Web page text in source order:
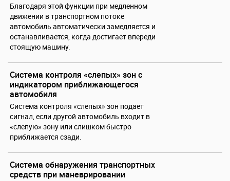
Благодаря этой функции при медленном
движении в транспортном потоке
автомобиль автоматически замедляется и
останавливается, когда достигает впереди
стоящую машину.
Система контроля «слепых» зон с
индикатором приближающегося
автомобиля
Система контроля «слепых» зон подает
сигнал, если другой автомобиль входит в
«слепую» зону или слишком быстро
приближается сзади.
Система обнаружения транспортных
средств при маневрировании